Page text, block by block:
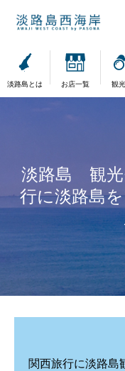
淡路島とは お店一覧 観
淡路島 観光
行に淡路島
関西旅行に淡路島